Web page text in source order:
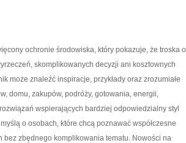
ochronie środowiska, który pokazuje, że troska o
skomplikowanych decyzji ani kosztownych
może znaleźć inspiracje, przykłady oraz zrozumiałe
domu, zakupów, podróży, gotowania, energii,
wspierających bardziej odpowiedzialny styl
o osobach, które chcą poznawać współczesne
zbędnego komplikowania tematu. Nowości na